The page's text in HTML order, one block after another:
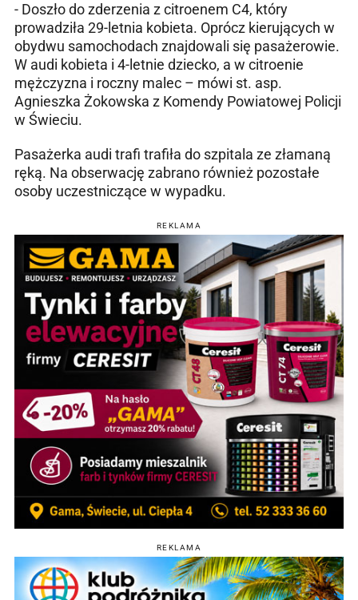
- Doszło do zderzenia z citroenem C4, który
prowadziła 29-letnia kobieta. Oprócz kierujących w
obydwu samochodach znajdowali się pasażerowie.
W audi kobieta i 4-letnie dziecko, a w citroenie
mężczyzna i roczny malec – mówi st. asp.
Agnieszka Żokowska z Komendy Powiatowej Policji
w Świeciu.
Pasażerka audi trafi trafiła do szpitala ze złamaną
ręką. Na obserwację zabrano również pozostałe
osoby uczestniczące w wypadku.
REKLAMA
REKLAMA